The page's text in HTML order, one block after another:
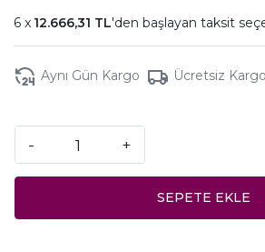
12.666,31 TL'den başlayan taksit
Aynı Gün Kargo Ücretsiz Kargo
- +
SEPETE EKLE